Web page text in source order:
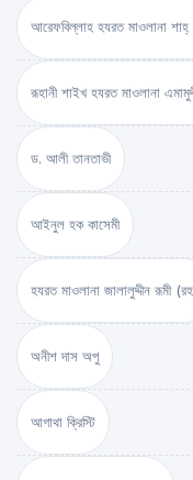
আরেফবিল্লাহ হযরত মাওলানা শাহ্
রূহানী শাইখ হযরত মাওলানা
ড. আলী তানতাভী
আইনুল হক কাসেমী
হযরত মাওলানা জালালুদ্দীন রূমী
অনীশ দাস অপু
আগাথা ক্রিস্টি